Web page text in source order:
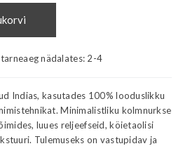
nädalates: 2-4
Indias, kasutades 100% looduslikku
Minimalistliku kolmnurkse
luues reljeefseid, köietaolisi
Tulemuseks on vastupidav ja